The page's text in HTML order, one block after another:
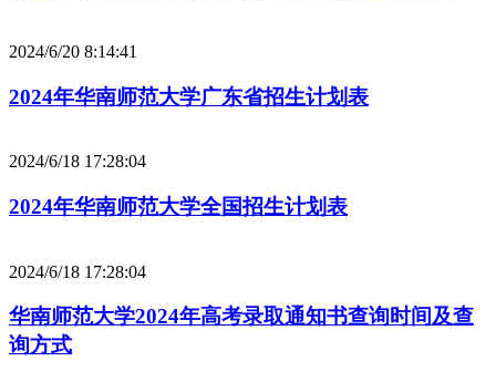
2024/6/20 8:14:41
2024年华南师范大学广东省招生计划表
2024/6/18 17:28:04
2024年华南师范大学全国招生计划表
2024/6/18 17:28:04
华南师范大学2024年高考录取通知书查询时间及查
询方式